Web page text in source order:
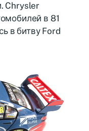
Chrysler
в 81
в битву Ford